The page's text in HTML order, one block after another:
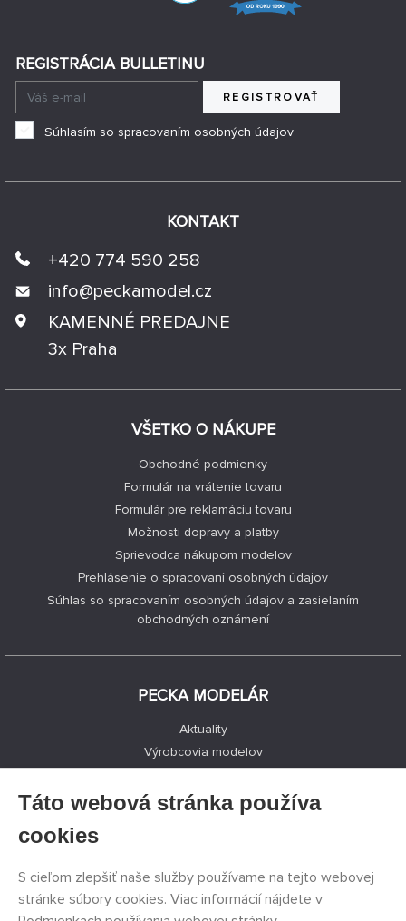
VŠETKO O NÁKUPE
Obchodné podmienky
Formulár na vrátenie tovaru
Formulár pre reklamáciu tovaru
Možnosti dopravy a platby
Sprievodca nákupom modelov
Prehlásenie o spracovaní osobných údajov
Súhlas so spracovaním osobných údajov a zasielaním
obchodných oznámení
PECKA MODELÁR
Aktuality
Výrobcovia modelov
Kontakty
Facebook
KONTAKT
+420 774 590 258
info@peckamodel.cz
KAMENNÉ PREDAJNE
3x Praha
REGISTRÁCIA BULLETINU
REGISTROVAŤ
Súhlasím so spracovaním osobných údajov
Táto webová stránka používa
cookies
S cieľom zlepšiť naše služby používame na tejto webovej
stránke súbory cookies. Viac informácií nájdete v